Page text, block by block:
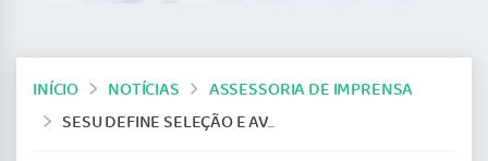
INÍCIO NOTÍCIAS
ASSESSORIA DE IMPRENSA
SESU DEFINE SELEÇÃO E AVALIAÇÃO DA RESIDÊNCIA MÉDICA